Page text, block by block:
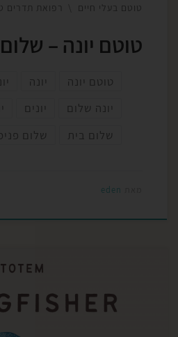
טוטם בעלי חיים רפואת תדרים
טוטם יונה –
טוטם יונה יונה
יונה שלום
יונים
שלום בית
שלום
eden
כנפיים כחול זוהר – שלדג. הוא